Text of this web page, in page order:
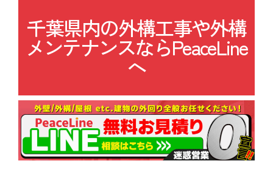
千葉県内の外構工事や外構
メンテナンスならPeaceLine
へ